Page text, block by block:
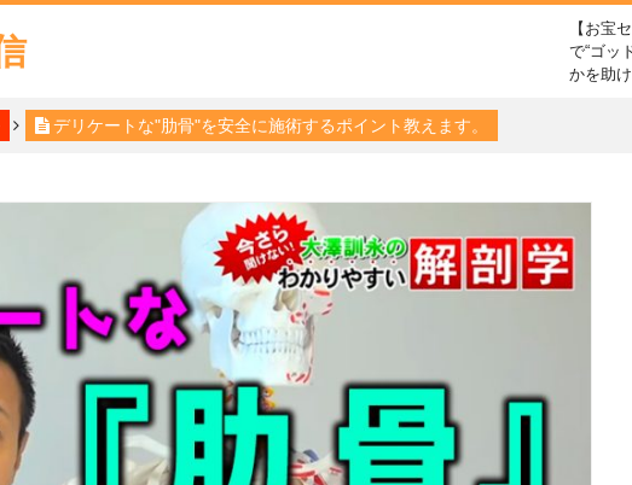
【お宝
で“ゴッ
かを助
デリケートな"肋骨"を安全に施術するポイント教えます。